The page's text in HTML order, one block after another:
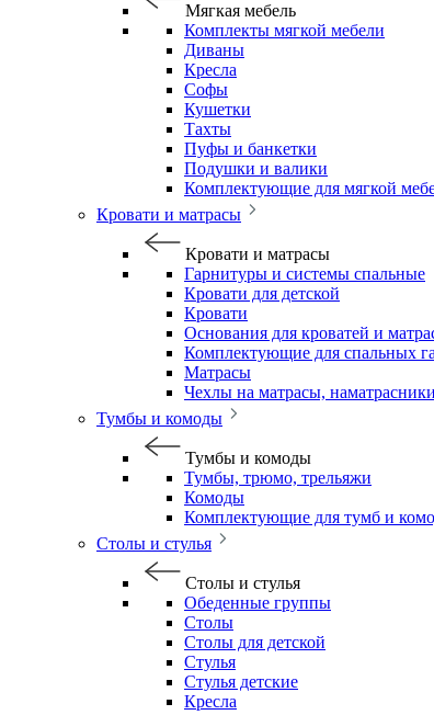
Мягкая мебель
Комплекты мягкой мебели
Диваны
Кресла
Софы
Кушетки
Тахты
Пуфы и банкетки
Подушки и валики
Комплектующие для мягкой
Кровати и матрасы
Кровати и матрасы
Гарнитуры и системы спальные
Кровати для детской
Кровати
Основания для кроватей и
Комплектующие для спальных
Матрасы
Чехлы на матрасы,
Тумбы и комоды
Тумбы и комоды
Тумбы, трюмо, трельяжи
Комоды
Комплектующие для тумб и
Столы и стулья
Столы и стулья
Обеденные группы
Столы
Столы для детской
Стулья
Стулья детские
Кресла